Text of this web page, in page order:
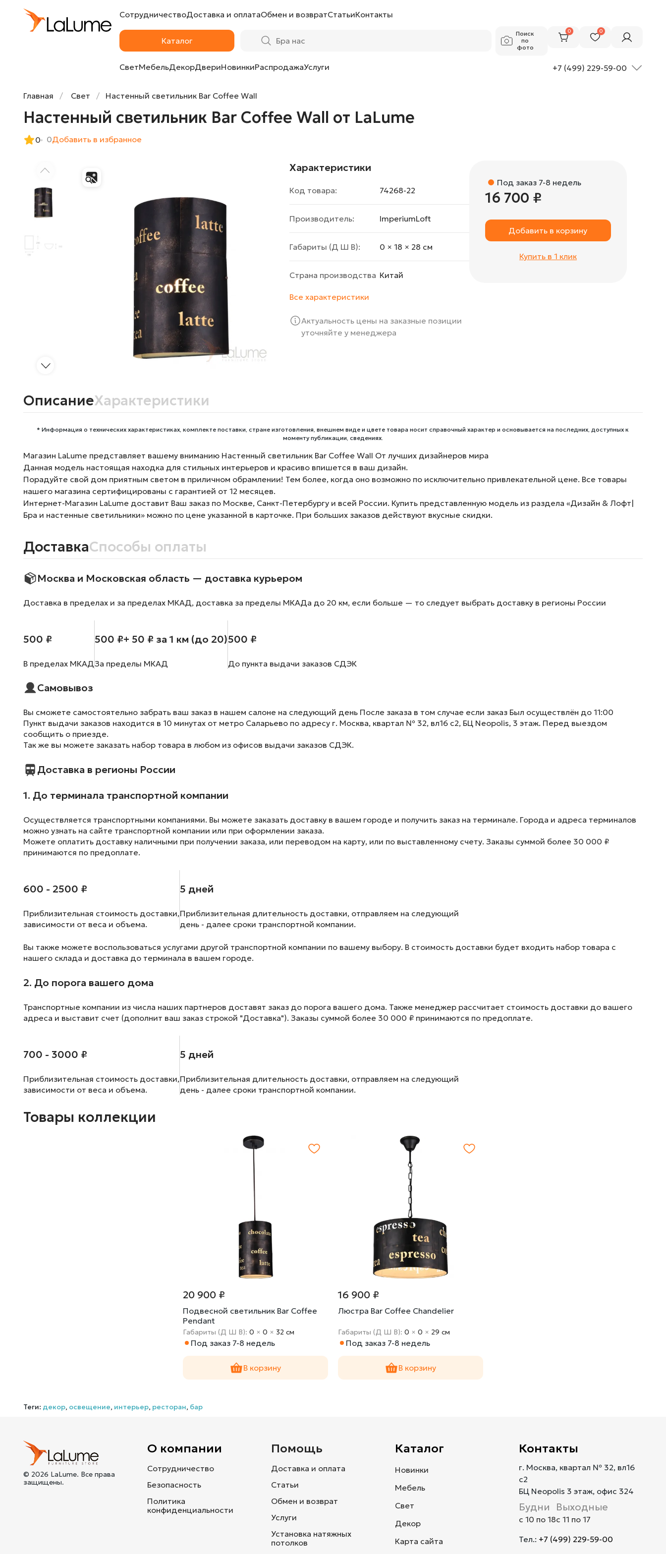
СотрудничествоДоставка и оплатаОбмен и возвратСтатьиКонтакты
Каталог
Поиск
по
фото
0 0
СветМебельДекорДвериНовинкиРаспродажаУслуги +7 (499) 229-59-00
Главная Свет Настенный светильник Bar Coffee Wall
Настенный светильник Bar Coffee Wall от LaLume
0 0Добавить в избранное
Характеристики
Код товара: 74268-22
Производитель: ImperiumLoft
Габариты (Д Ш В): 0 × 18 × 28 cм
Страна производства Китай
Все характеристики
Актуальность цены на заказные позиции
уточняйте у менеджера
Под заказ 7-8 недель
16 700 ₽
Добавить в корзину
Купить в 1 клик
ОписаниеХарактеристики
* Информация о технических характеристиках, комплекте поставки, стране изготовления, внешнем виде и цвете товара носит справочный характер и основывается на последних, доступных к
моменту публикации, сведениях.
Магазин LaLume представляет вашему вниманию Настенный светильник Bar Coffee Wall От лучших дизайнеров мира
Данная модель настоящая находка для стильных интерьеров и красиво впишется в ваш дизайн.
Порадуйте свой дом приятным светом в приличном обрамлении! Тем более, когда оно возможно по исключительно привлекательной цене. Все товары
нашего магазина сертифицированы с гарантией от 12 месяцев.
Интернет-Магазин LaLume доставит Ваш заказ по Москве, Санкт-Петербургу и всей России. Купить представленную модель из раздела «Дизайн & Лофт|
Бра и настенные светильники» можно по цене указанной в карточке. При больших заказов действуют вкусные скидки.
ДоставкаСпособы оплаты
Москва и Московская область — доставка курьером
Доставка в пределах и за пределах МКАД, доставка за пределы МКАДа до 20 км, если больше — то следует выбрать доставку в регионы России
500 ₽
В пределах МКАД
500 ₽+ 50 ₽ за 1 км (до 20)
За пределы МКАД
500 ₽
До пункта выдачи заказов СДЭК
Самовывоз
Вы сможете самостоятельно забрать ваш заказ в нашем салоне на следующий день После заказа в том случае если заказ Был осуществлён до 11:00
Пункт выдачи заказов находится в 10 минутах от метро Саларьево по адресу г. Москва, квартал № 32, вл16 с2, БЦ Neopolis, 3 этаж. Перед выездом
сообщить о приезде.
Так же вы можете заказать набор товара в любом из офисов выдачи заказов СДЭК.
Доставка в регионы России
1. До терминала транспортной компании
Осуществляется транспортными компаниями. Вы можете заказать доставку в вашем городе и получить заказ на терминале. Города и адреса терминалов
можно узнать на сайте транспортной компании или при оформлении заказа.
Можете оплатить доставку наличными при получении заказа, или переводом на карту, или по выставленному счету. Заказы суммой более 30 000 ₽
принимаются по предоплате.
600 - 2500 ₽
Приблизительная стоимость доставки,
зависимости от веса и объема.
5 дней
Приблизительная длительность доставки, отправляем на следующий
день - далее сроки транспортной компании.
Вы также можете воспользоваться услугами другой транспортной компании по вашему выбору. В стоимость доставки будет входить набор товара с
нашего склада и доставка до терминала в вашем городе.
2. До порога вашего дома
Транспортные компании из числа наших партнеров доставят заказ до порога вашего дома. Также менеджер рассчитает стоимость доставки до вашего
адреса и выставит счет (дополнит ваш заказ строкой "Доставка"). Заказы суммой более 30 000 ₽ принимаются по предоплате.
700 - 3000 ₽
Приблизительная стоимость доставки,
зависимости от веса и объема.
5 дней
Приблизительная длительность доставки, отправляем на следующий
день - далее сроки транспортной компании.
Товары коллекции
20 900 ₽
Подвесной светильник Bar Coffee
Pendant
Габариты (Д Ш В): 0 × 0 × 32 cм
Под заказ 7-8 недель
В корзину
16 900 ₽
Люстра Bar Coffee Chandelier
Габариты (Д Ш В): 0 × 0 × 29 cм
Под заказ 7-8 недель
В корзину
Настенный светильник Bar Coffee Wall от LaLume
Теги: декор, освещение, интерьер, ресторан, бар
© 2026 LaLume. Все права
защищены.
О компании
Сотрудничество
Безопасность
Политика
конфиденциальности
Помощь
Доставка и оплата
Статьи
Обмен и возврат
Услуги
Установка натяжных
потолков
Каталог
Новинки
Мебель
Свет
Декор
Карта сайта
Контакты
г. Москва, квартал № 32, вл16
с2
БЦ Neopolis 3 этаж, офис 324
Будни
с 10 по 18
Выходные
с 11 по 17
Тел.: +7 (499) 229-59-00